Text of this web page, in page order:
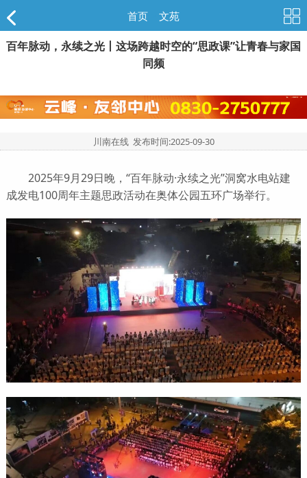
首页 文苑
百年脉动，永续之光丨这场跨越时空的“思政课”让青春与家国
同频
川南在线 发布时间:2025-09-30
2025年9月29日晚，“百年脉动·永续之光”洞窝水电站建
成发电100周年主题思政活动在奥体公园五环广场举行。